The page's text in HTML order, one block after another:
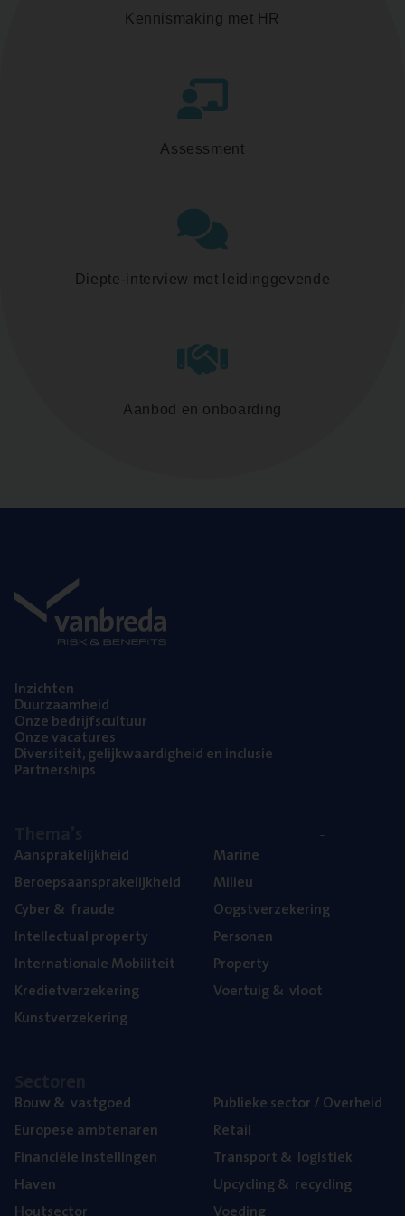
Kennismaking met HR
Assessment
Diepte-interview met leidinggevende
Aanbod en onboarding
Inzich­ten
Duur­zaam­heid
Onze bedrijfs­cul­tuur
Onze vaca­tu­res
Diver­si­teit, gelijk­waar­dig­heid en inclusie
Part­ner­ships
Aan­spra­ke­lijk­heid
Beroeps­aan­spra­ke­lijk­heid
Cyber& fraude
Intel­lec­tu­al property
Inter­na­ti­o­na­le Mobiliteit
Kre­diet­ver­ze­ke­ring
Kunst­ver­ze­ke­ring
Mari­ne
Mili­eu
Oogst­ver­ze­ke­ring
Per­so­nen
Pro­per­ty
Voer­tuig& vloot
Bouw& vastgoed
Euro­pe­se ambtenaren
Finan­ci­ë­le instellingen
Haven
Hout­sec­tor
Publie­ke sec­tor / Overheid
Retail
Trans­port& logistiek
Upcy­cling& recycling
Voe­ding